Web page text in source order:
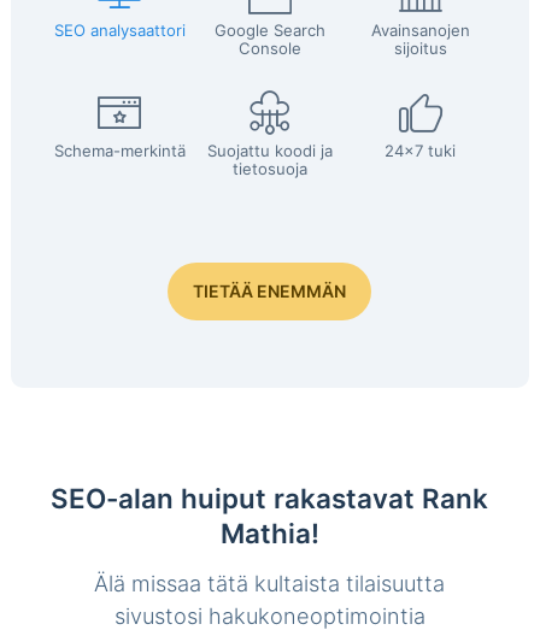
SEO analysaattori
Google Search
Console
Avainsanojen
sijoitus
Schema-merkintä
Suojattu koodi ja
tietosuoja
24x7 tuki
TIETÄÄ ENEMMÄN
SEO-alan huiput rakastavat Rank
Mathia!
Älä missaa tätä kultaista tilaisuutta
sivustosi hakukoneoptimointia